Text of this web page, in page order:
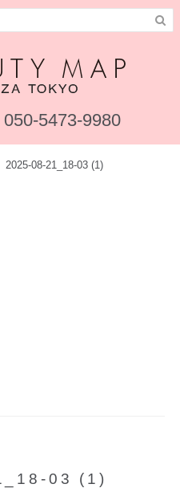

050-5473-9980
2025-08-21_18-03 (1)
03 (1)